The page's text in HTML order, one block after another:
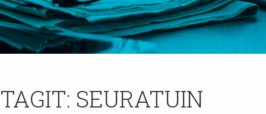
TAGIT: SEURATUIN